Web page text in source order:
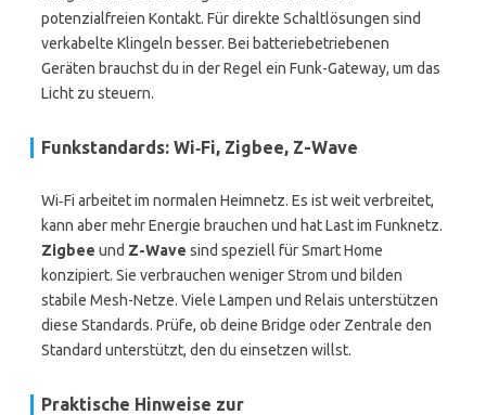
potenzialfreien Kontakt. Für direkte Schaltlösungen sind
verkabelte Klingeln besser. Bei batteriebetriebenen
Geräten brauchst du in der Regel ein Funk-Gateway, um das
Licht zu steuern.
Funkstandards: Wi‑Fi, Zigbee, Z-Wave
Wi‑Fi arbeitet im normalen Heimnetz. Es ist weit verbreitet,
kann aber mehr Energie brauchen und hat Last im Funknetz.
Zigbee und Z-Wave sind speziell für Smart Home
konzipiert. Sie verbrauchen weniger Strom und bilden
stabile Mesh-Netze. Viele Lampen und Relais unterstützen
diese Standards. Prüfe, ob deine Bridge oder Zentrale den
Standard unterstützt, den du einsetzen willst.
Praktische Hinweise zur